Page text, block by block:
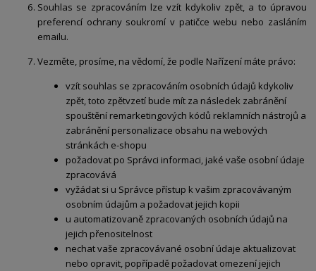
Souhlas se zpracováním lze vzít kdykoliv zpět, a to úpravou
preferencí ochrany soukromí v patičce webu nebo zasláním
emailu.
Vezměte, prosíme, na vědomí, že podle Nařízení máte právo:
vzít souhlas se zpracováním osobních údajů kdykoliv
zpět, toto zpětvzetí bude mít za následek zabránění
spouštění remarketingových kódů reklamních nástrojů a
zabránění personalizace obsahu na webových
stránkách e-shopu
požadovat po Správci informaci, jaké vaše osobní údaje
zpracovává
vyžádat si u Správce přístup k vašim zpracovávaným
osobním údajům a požadovat jejich kopii
u automatizovaně zpracovaných osobních údajů na
jejich přenositelnost
nechat vaše zpracovávané osobní údaje aktualizovat
nebo opravit, popřípadě požadovat omezení jejich